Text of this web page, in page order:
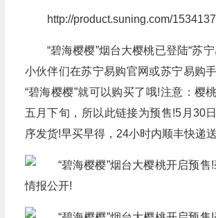
http://product.suning.com/
“碧海樱樱”烟台大樱桃已登陆“苏宁
小伙伴们在苏宁易购官网或苏宁易购
“碧海樱樱”就可以购买了哦!注意：樱
五月下旬，所以此链接为预售!5月30
序发货!早买早得，24小时内顺丰快递